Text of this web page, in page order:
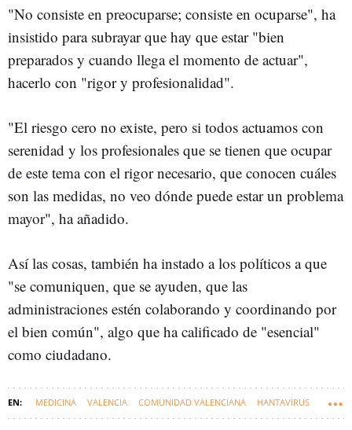
"No consiste en preocuparse; consiste en ocuparse", ha
insistido para subrayar que hay que estar "bien
preparados y cuando llega el momento de actuar",
hacerlo con "rigor y profesionalidad".
"El riesgo cero no existe, pero si todos actuamos con
serenidad y los profesionales que se tienen que ocupar
de este tema con el rigor necesario, que conocen cuáles
son las medidas, no veo dónde puede estar un problema
mayor", ha añadido.
Así las cosas, también ha instado a los políticos a que
"se comuniquen, que se ayuden, que las
administraciones estén colaborando y coordinando por
el bien común", algo que ha calificado de "esencial"
como ciudadano.
MEDICINA VALENCIA COMUNIDAD VALENCIANA HANTAVIRUS